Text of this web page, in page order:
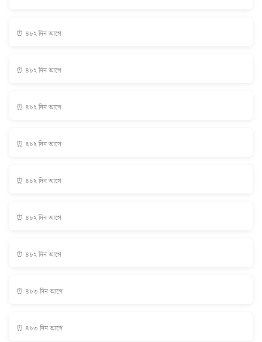
⏰ ৪৮২ দিন আগে
⏰ ৪৮২ দিন আগে
⏰ ৪৮২ দিন আগে
⏰ ৪৮২ দিন আগে
⏰ ৪৮২ দিন আগে
⏰ ৪৮২ দিন আগে
⏰ ৪৮২ দিন আগে
⏰ ৪৮৩ দিন আগে
⏰ ৪৮৩ দিন আগে